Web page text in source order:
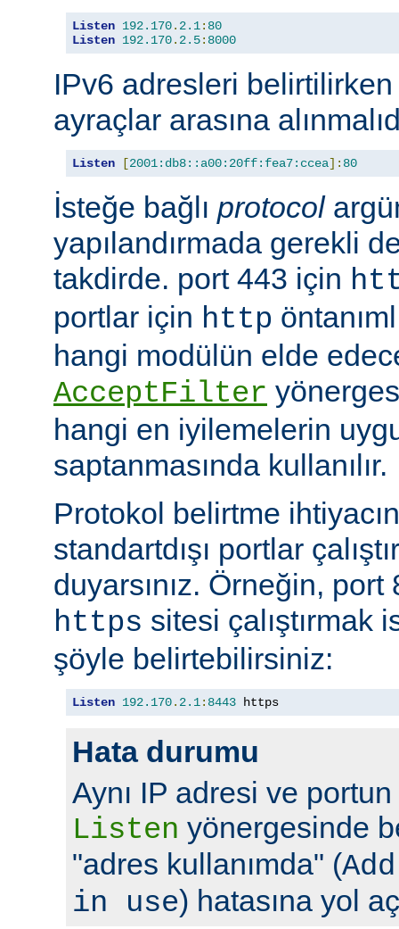
Listen 192.170. 2.1: 80
Listen 192.170. 2.5: 8000
IPv6 adresleri
ayraçlar arasına
Listen [2001:db8::a00:20ff:fea7:ccea]: 80
İsteğe bağlı protocol
yapılandırmada gerekli
takdirde. port 443 için
portlar için http
hangi modülün elde
AcceptFilter
hangi en iyilemelerin
saptanmasında kullanılır.
Protokol belirtme
standartdışı portlar
duyarsınız. Örneğin,
https sitesi çalıştırmak
şöyle belirtebilirsiniz:
Listen 192.170. 2.1: 8443 https
Hata durumu
Aynı IP adresi ve
Listen yönergesinde
"adres kullanımda" (
in use) hatasına yol